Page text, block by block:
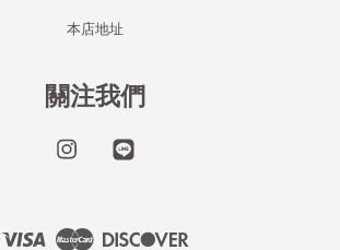
本店地址
關注我們
Instagram
Visa Master